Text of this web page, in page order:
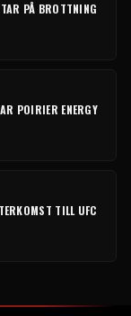
PÅ BROTTNING
POIRIER ENERGY
TILL UFC